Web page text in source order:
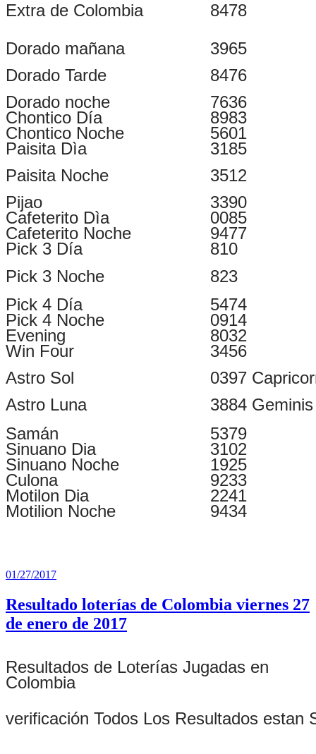
Extra de Colombia
8478
Dorado mañana
Dorado Tarde
3965
8476
Dorado noche
7636
Chontico Día
8983
Chontico Noche
5601
Paisita Dìa
3185
Paisita Noche
3512
Pijao
3390
Cafeterito Dìa
0085
Cafeterito Noche
9477
Pick 3 Día
810
Pick 3 Noche
823
Pick 4 Día
5474
Pick 4 Noche
0914
Evening
8032
Win Four
3456
Astro Sol
0397
Astro Luna
3884 Geminis
Samán
5379
Sinuano Dia
3102
Sinuano Noche
1925
Culona
9233
Motilon Dia
2241
Motilion Noche
9434
Publicado
01/27/2017
Resultado loterías de Colombia viernes 27
de enero de 2017
Resultados de Loterías Jugadas en
Colombia
verificación Todos Los Resultados estan